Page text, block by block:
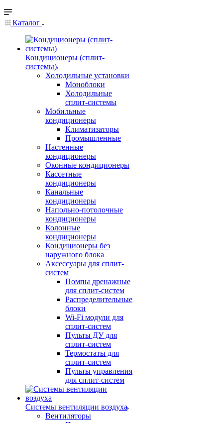
Каталог
Кондиционеры (сплит-
системы)
Холодильные установки
Моноблоки
Холодильные
сплит-системы
Мобильные
кондиционеры
Климатизаторы
Промышленные
Настенные
кондиционеры
Оконные кондиционеры
Кассетные
кондиционеры
Канальные
кондиционеры
Напольно-потолочные
кондиционеры
Колонные
кондиционеры
Кондиционеры без
наружного блока
Аксессуары для сплит-
систем
Помпы дренажные
для сплит-систем
Распределительные
блоки
Wi-Fi модули для
сплит-систем
Пульты ДУ для
сплит-систем
Термостаты для
сплит-систем
Пульты управления
для сплит-систем
Системы вентиляции воздуха
Вентиляторы